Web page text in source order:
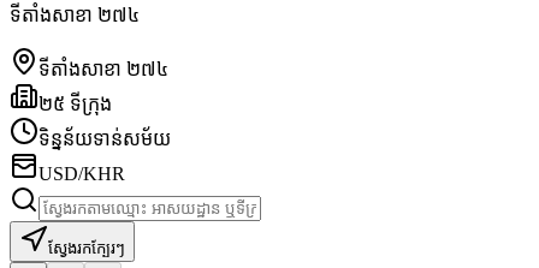
ទីតាំងសាខា ២៧៤
ទីតាំងសាខា ២៧៤
២៥ ទីក្រុង
ទិន្នន័យទាន់សម័យ
USD/KHR
ស្វែងរកក្បែរៗ